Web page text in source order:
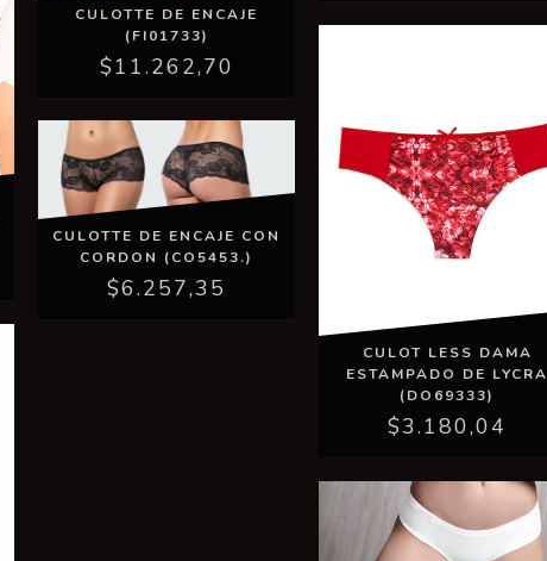
CULOTTE DE ENCAJE
(FI01733)
$11.262,70
CULOT LESS DAMA
ESTAMPADO DE LYCRA
(DO69333)
$3.180,04
CULOTTE DE ENCAJE CON
CORDON (CO5453.)
$6.257,35